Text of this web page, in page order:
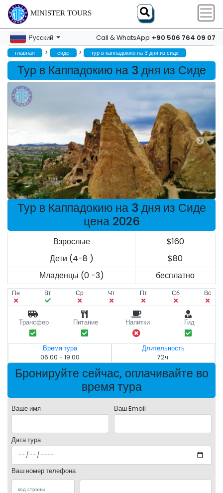
MINISTER TOURS
Русский Call & WhatsApp +90 506 764 09 07
главная > сиде > тур в каппадокию на 3 дня из сиде
Тур в Каппадокию на 3 дня из Сиде
Тур в Каппадокию на 3 дня из Сиде
цена 2026
Взрослые
$160
Дети (4-8 )
$80
Младенцы (0 -3)
бесплатно
Пн Вт Ср Чт Пт Сб Вс
Трансфер Питание Напитки Гид
Время тура
06:00 - 19:00
Длительность
72ч.
Бронируйте сейчас, оплачивайте во
время тура
Ваше имя Ваш Email
Дата тура
Ваш номер телефона